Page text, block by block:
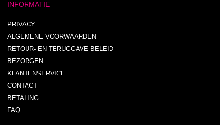
INFORMATIE
PRIVACY
ALGEMENE VOORWAARDEN
RETOUR- EN TERUGGAVE BELEID
BEZORGEN
KLANTENSERVICE
CONTACT
BETALING
FAQ